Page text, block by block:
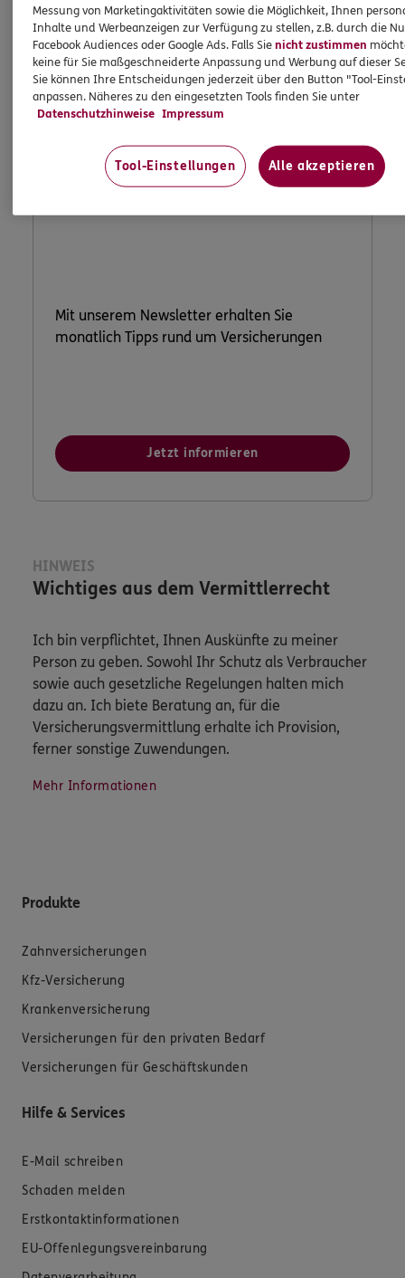
Mit unserem Newsletter erhalten Sie
monatlich Tipps rund um Versicherungen
Jetzt informieren
HINWEIS
Wichtiges aus dem Vermittlerrecht
Ich bin verpflichtet, Ihnen Auskünfte zu meiner
Person zu geben. Sowohl Ihr Schutz als Verbraucher
sowie auch gesetzliche Regelungen halten mich
dazu an. Ich biete Beratung an, für die
Versicherungsvermittlung erhalte ich Provision,
ferner sonstige Zuwendungen.
Mehr Informationen
Produkte
Zahnversicherungen
Kfz-Versicherung
Krankenversicherung
Versicherungen für den privaten Bedarf
Versicherungen für Geschäftskunden
Hilfe & Services
E-Mail schreiben
Schaden melden
Erstkontaktinformationen
EU-Offenlegungsvereinbarung
Messung von Marketingaktivitäten sowie die Möglichkeit, Ihnen
Inhalte und Werbeanzeigen zur Verfügung zu stellen, z.B. durch die
Facebook Audiences oder Google Ads. Falls Sienicht zustimmen
keine für Sie maßgeschneiderte Anpassung und Werbung auf dieser
Sie können Ihre Entscheidungen jederzeit über den Button "Tool-
anpassen. Näheres zu den eingesetzten Tools finden Sie unter
Datenschutzhinweise Impressum
Tool-Einstellungen Alle akzeptieren